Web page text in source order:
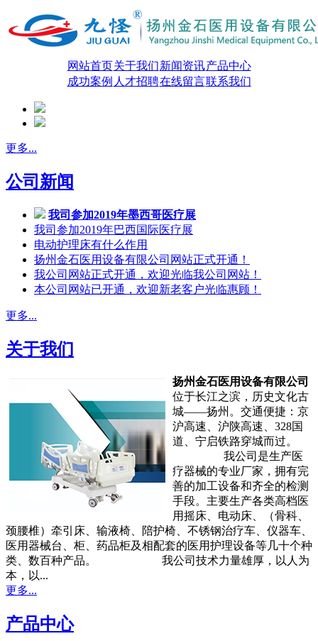
网站首页关于我们新闻资讯产品中心
成功案例 人才招聘在线留言联系我们
更多...
公司新闻
我司参加2019年墨西哥医疗展
我司参加2019年巴西国际医疗展
电动护理床有什么作用
扬州金石医用设备有限公司网站正式开通！
我公司网站正式开通，欢迎光临我公司网站！
本公司网站已开通，欢迎新老客户光临惠顾！
更多...
关于我们
扬州金石医用设备有限公司
位于长江之滨，历史文化古
城——扬州。交通便捷：京
沪高速、沪陕高速、328国
道、宁启铁路穿城而过。
我公司是生产医
疗器械的专业厂家，拥有完
善的加工设备和齐全的检测
手段。主要生产各类高档医
用摇床、电动床、（骨科、
颈腰椎）牵引床、输液椅、陪护椅、不锈钢治疗车、仪器车、
医用器械台、柜、药品柜及相配套的医用护理设备等几十个种
类、数百种产品。 我公司技术力量雄厚，以人为
本，以...
更多...
产品中心